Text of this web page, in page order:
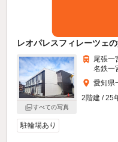
レオパレスフィレーツェ
すべての写真
尾張一
名鉄一
愛知県
2階建 / 25
駐輪場あり